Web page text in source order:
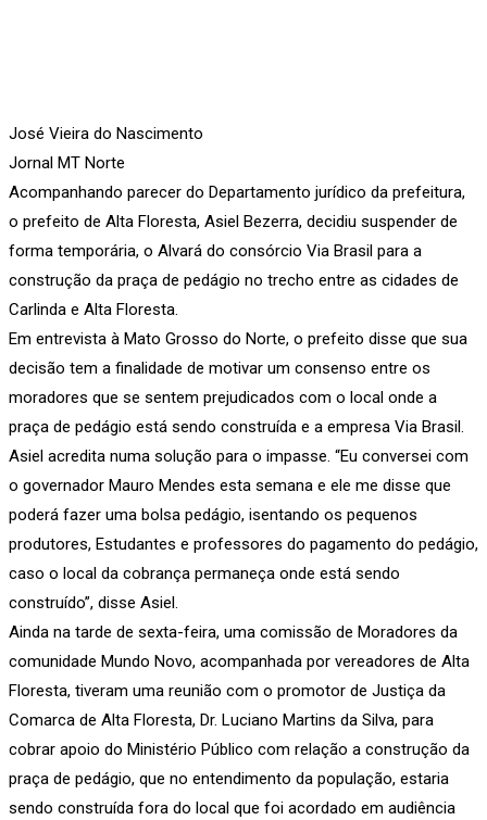
José Vieira do Nascimento
Jornal MT Norte
Acompanhando parecer do Departamento jurídico da prefeitura,
o prefeito de Alta Floresta, Asiel Bezerra, decidiu suspender de
forma temporária, o Alvará do consórcio Via Brasil para a
construção da praça de pedágio no trecho entre as cidades de
Carlinda e Alta Floresta.
Em entrevista à Mato Grosso do Norte, o prefeito disse que sua
decisão tem a finalidade de motivar um consenso entre os
moradores que se sentem prejudicados com o local onde a
praça de pedágio está sendo construída e a empresa Via Brasil.
Asiel acredita numa solução para o impasse. “Eu conversei com
o governador Mauro Mendes esta semana e ele me disse que
poderá fazer uma bolsa pedágio, isentando os pequenos
produtores, Estudantes e professores do pagamento do pedágio,
caso o local da cobrança permaneça onde está sendo
construído”, disse Asiel.
Ainda na tarde de sexta-feira, uma comissão de Moradores da
comunidade Mundo Novo, acompanhada por vereadores de Alta
Floresta, tiveram uma reunião com o promotor de Justiça da
Comarca de Alta Floresta, Dr. Luciano Martins da Silva, para
cobrar apoio do Ministério Público com relação a construção da
praça de pedágio, que no entendimento da população, estaria
sendo construída fora do local que foi acordado em audiência